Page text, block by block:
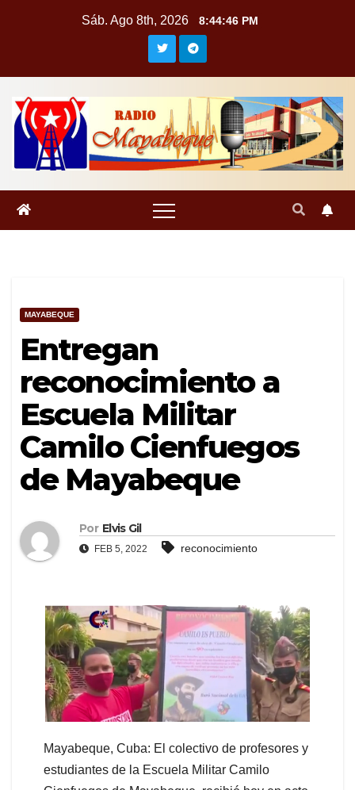
Sáb. Ago 8th, 2026 8:44:47 PM
MAYABEQUE
Entregan
reconocimiento a
Escuela Militar
Camilo Cienfuegos
de Mayabeque
Por Elvis Gil
FEB 5, 2022 reconocimiento
Mayabeque, Cuba: El colectivo de profesores y
estudiantes de la Escuela Militar Camilo